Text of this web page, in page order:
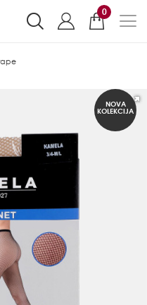
0
NOVA
KOLEKCIJA